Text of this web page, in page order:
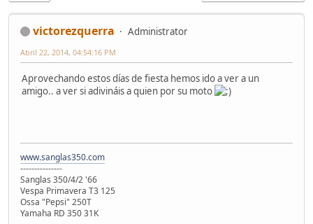
victorezquerra Administrator
Abril 22, 2014, 04:54:16 PM
Aprovechando estos días de fiesta hemos ido a ver a un
amigo.. a ver si adivináis a quien por su moto
www.sanglas350.com
---------------
Sanglas 350/4/2 '66
Vespa Primavera T3 125
Ossa "Pepsi" 250T
Yamaha RD 350 31K